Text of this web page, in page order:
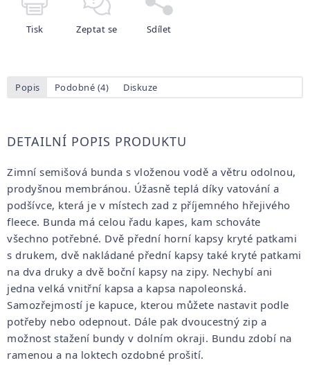
Tisk Zeptat se Sdílet
Popis Podobné (4) Diskuze
DETAILNÍ POPIS PRODUKTU
Zimní semišová bunda s vloženou vodě a větru odolnou,
prodyšnou membránou. Úžasně teplá díky vatování a
podšívce, která je v místech zad z příjemného hřejivého
fleece. Bunda má celou řadu kapes, kam schováte
všechno potřebné. Dvě přední horní kapsy kryté patkami
s drukem, dvě nakládané přední kapsy také kryté patkami
na dva druky a dvě boční kapsy na zipy. Nechybí ani
jedna velká vnitřní kapsa a kapsa napoleonská.
Samozřejmostí je kapuce, kterou můžete nastavit podle
potřeby nebo odepnout. Dále pak dvoucestný zip a
možnost stažení bundy v dolním okraji. Bundu zdobí na
ramenou a na loktech ozdobné prošití.